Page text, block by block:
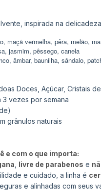
inspirada na
maçã vermelha, pêra, melão,
jasmim, pêssego, canela
âmbar, baunilha, sândalo,
Doces, Açúcar, Cristais
3 vezes por semana
grânulos naturais
e com o que importa:
livre de parabenos e
e cuidado, a linha é
e alinhadas com seus